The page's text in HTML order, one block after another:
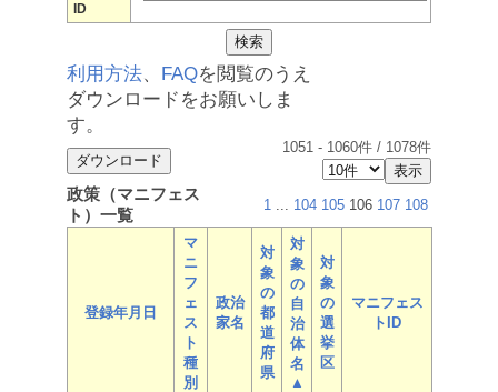
ID
利用方法、 FAQを閲覧のうえ
ダウンロードをお願いしま
す。
1051 - 1060件 / 1078件
政策（マニフェス
ト）一覧
1 ... 104 105 106 107 108
登録年月日
マ
ニ
フ
ェ
ス
ト
種
別
政治
家名
対
象
の
都
道
府
県
対
象
の
自
治
体
名
▲
対
象
の
選
挙
区
マニフェス
トID